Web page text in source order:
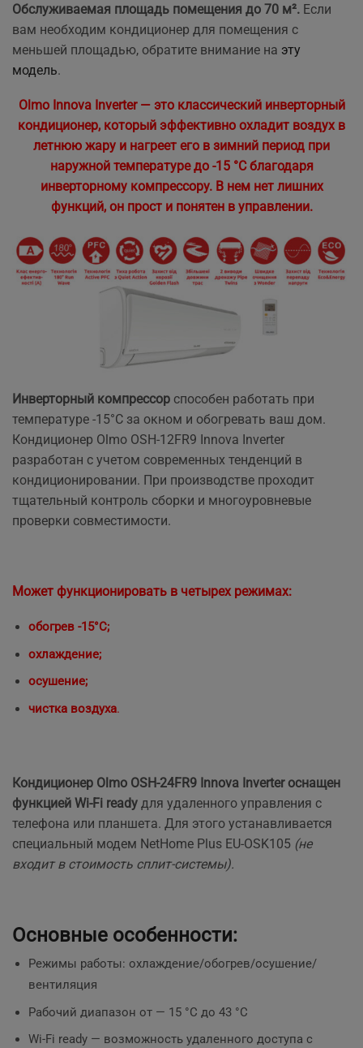
Обслуживаемая площадь помещения до 70 м². Если
вам необходим кондиционер для помещения с
меньшей площадью, обратите внимание на эту
модель.
Olmo Innova Inverter — это классический инверторный
кондиционер, который эффективно охладит воздух в
летнюю жару и нагреет его в зимний период при
наружной температуре до -15 °C благодаря
инверторному компрессору. В нем нет лишних
функций, он прост и понятен в управлении.
Инверторный компрессор способен работать при
температуре -15°С за окном и обогревать ваш дом.
Кондиционер Olmo OSH-12FR9 Innova Inverter
разработан с учетом современных тенденций в
кондиционировании. При производстве проходит
тщательный контроль сборки и многоуровневые
проверки совместимости.
Может функционировать в четырех режимах:
обогрев -15°С;
охлаждение;
осушение;
чистка воздуха.
Кондиционер Olmo OSH-24FR9 Innova Inverter оснащен
функцией Wi-Fi ready для удаленного управления с
телефона или планшета. Для этого устанавливается
специальный модем NetHome Plus EU-OSK105 (не
входит в стоимость сплит-системы).
Основные особенности:
Режимы работы: охлаждение/обогрев/осушение/
вентиляция
Рабочий диапазон от — 15 °C до 43 °C
Wi-Fi ready — возможность удаленного доступа с